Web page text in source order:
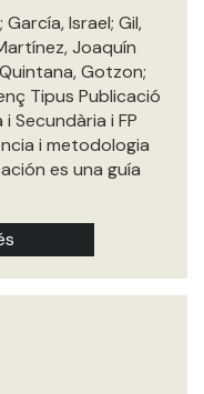
Israel; Gil,
Joaquín
Gotzon;
Tipus Publicació
Secundària i FP
i metodologia
es una guía